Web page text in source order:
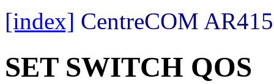
[index] CentreCOM
SET SWITCH QOS